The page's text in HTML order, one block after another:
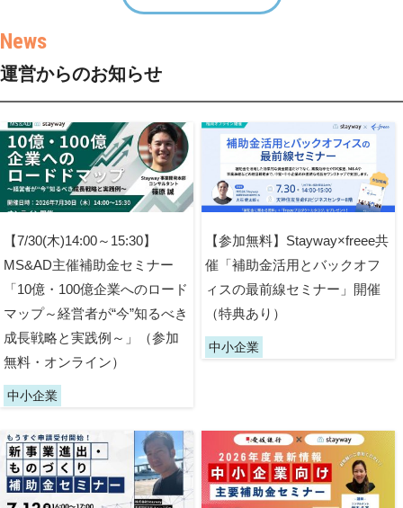
運営からのお知らせ
【7/30(木)14:00～15:30】
MS&AD主催補助金セミナー
「10億・100億企業へのロード
マップ～経営者が“今”知るべき
成長戦略と実践例～」（参加
無料・オンライン）
中小企業
【参加無料】Stayway×freee共
催「補助金活用とバックオフ
ィスの最前線セミナー」開催
（特典あり）
中小企業